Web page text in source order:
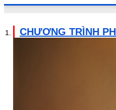
CHƯƠNG TRÌNH